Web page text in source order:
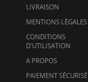
LIVRAISON
MENTIONS LÉGALES
CONDITIONS
D'UTILISATION
A PROPOS
PAIEMENT SÉCURISÉ